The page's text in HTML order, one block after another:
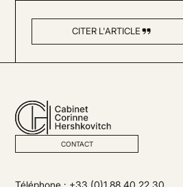
CITER L'ARTICLE
CONTACT
Téléphone : +33 (0)1 88 40 22 30